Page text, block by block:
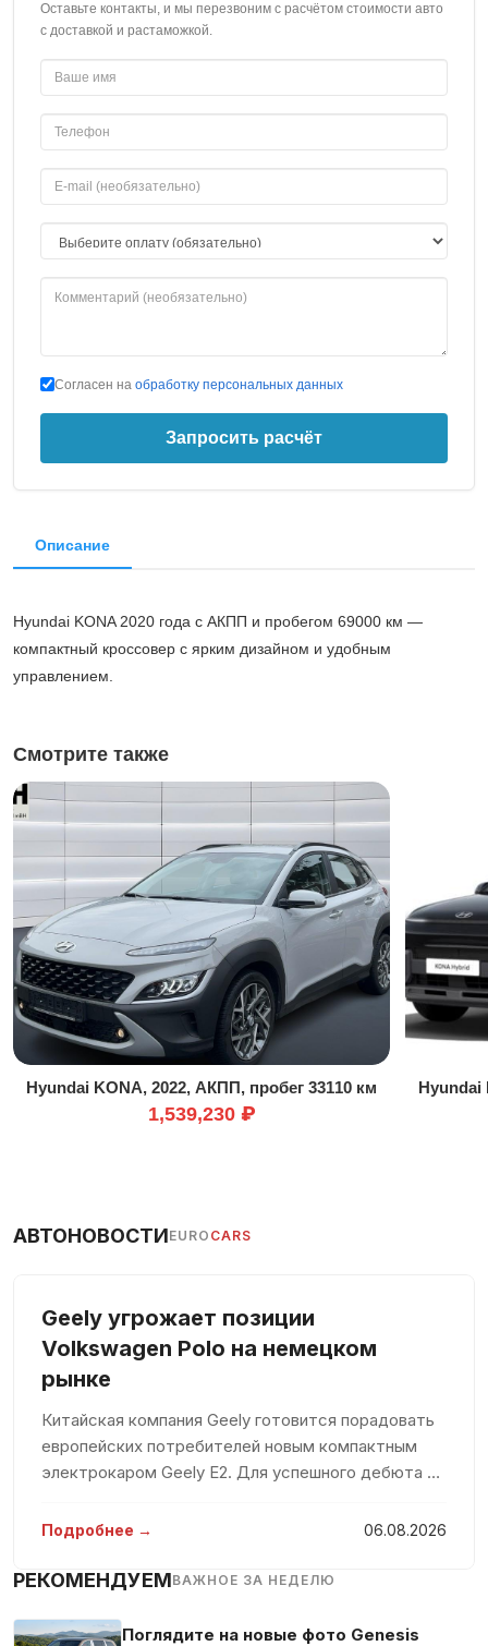
Оставьте контакты, и мы перезвоним с расчётом стоимости авто
с доставкой и растаможкой.
Согласен на обработку персональных данных
Запросить расчёт
Описание
Hyundai KONA 2020 года с АКПП и пробегом 69000 км —
компактный кроссовер с ярким дизайном и удобным
управлением.
Смотрите также
Hyundai KONA, 2022, АКПП, пробег 33110 км
1,539,230 ₽
Hyundai
АВТОНОВОСТИEURO CARS
Geely угрожает позиции
Volkswagen Polo на немецком
рынке
Китайская компания Geely готовится порадовать
европейских потребителей новым компактным
электрокаром Geely E2. Для успешного дебюта на
стремясь захватить значительную долю среди
Подробнее → 06.08.2026
РЕКОМЕНДУЕМВАЖНОЕ ЗА НЕДЕЛЮ
Поглядите на новые фото Genesis